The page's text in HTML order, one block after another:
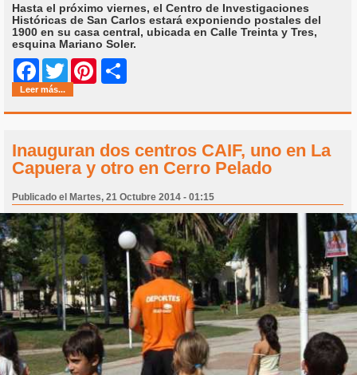
Hasta el próximo viernes, el Centro de Investigaciones
Históricas de San Carlos estará exponiendo postales del
1900 en su casa central, ubicada en Calle Treinta y Tres,
esquina Mariano Soler.
Facebook
Twitter Pinterest
Leer más...
Inauguran dos centros CAIF, uno en La
Capuera y otro en Cerro Pelado
Publicado el Martes, 21 Octubre 2014 - 01:15